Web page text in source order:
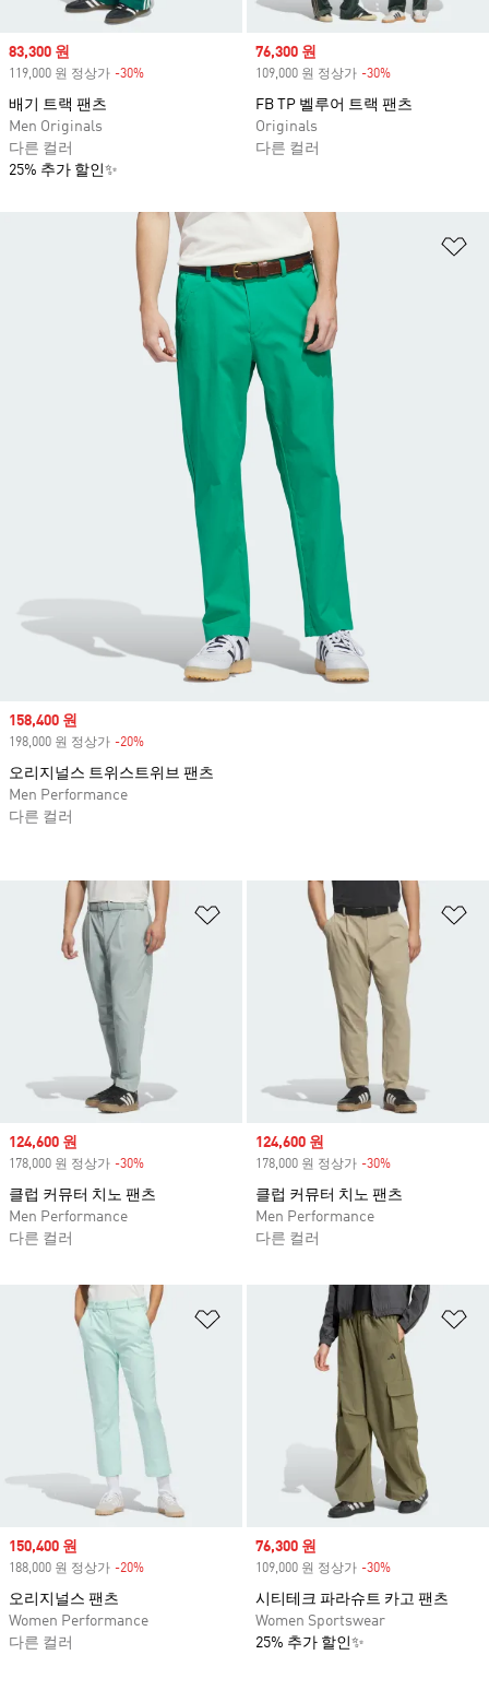
Sale price
83,300 원
119,000 원 정상가 -30%
배기 트랙 팬츠
Men Originals
다른 컬러
25% 추가 할인✨
Sale price
76,300 원
109,000 원 정상가 -30%
FB TP 벨루어 트랙 팬츠
Originals
다른 컬러
위시리스트 담기
Sale price
124,600 원
178,000 원 정상가 -30%
클럽 커뮤터 치노 팬츠
Men Performance
다른 컬러
Sale price
124,600 원
178,000 원 정상가 -30%
클럽 커뮤터 치노 팬츠
Men Performance
다른 컬러
위시리스트 담기
Sale price
150,400 원
188,000 원 정상가 -20%
오리지널스 팬츠
Women Performance
다른 컬러
Sale price
76,300 원
109,000 원 정상가 -30%
시티테크 파라슈트 카고 팬츠
Women Sportswear
25% 추가 할인✨
Sale price
158,400 원
198,000 원 정상가 -20%
오리지널스 트위스트위브 팬츠
Men Performance
다른 컬러